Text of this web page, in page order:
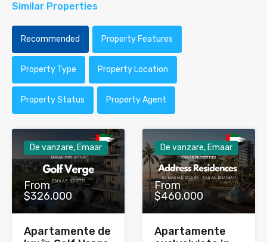
Similar Properties
Recommended Property Features
Property Type Property Location
Property Status Property Agent
De vanzare, Emaar
From
$326,000
Apartamente de
De vanzare, Emaar
From
$460,000
Apartamente